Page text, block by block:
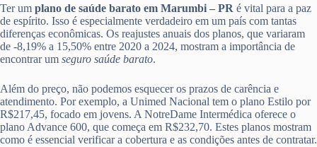
Ter um plano de saúde barato em Marumbi – PR é vital para a paz
de espírito. Isso é especialmente verdadeiro em um país com tantas
diferenças econômicas. Os reajustes anuais dos planos, que variaram
de -8,19% a 15,50% entre 2020 a 2024, mostram a importância de
encontrar um seguro saúde barato.
Além do preço, não podemos esquecer os prazos de carência e
atendimento. Por exemplo, a Unimed Nacional tem o plano Estilo por
R$217,45, focado em jovens. A NotreDame Intermédica oferece o
plano Advance 600, que começa em R$232,70. Estes planos mostram
como é essencial verificar a cobertura e as condições antes de contratar.